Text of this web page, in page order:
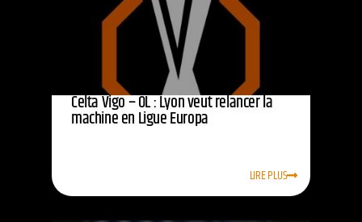
Celta Vigo – OL : Lyon veut relancer la
machine en Ligue Europa
LIRE PLUS